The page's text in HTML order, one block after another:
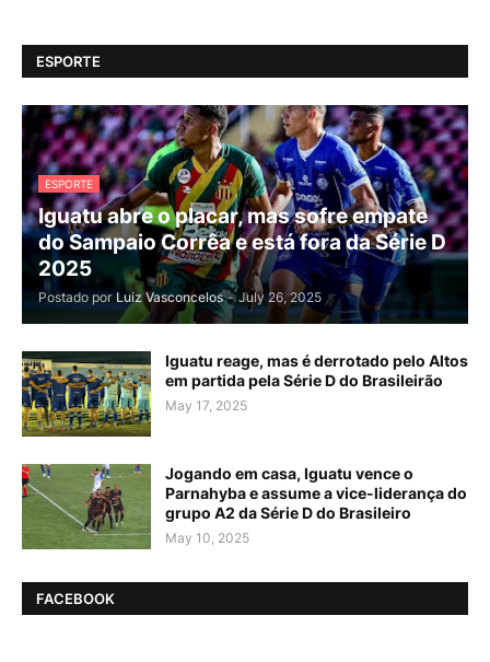
ESPORTE
ESPORTE
Iguatu abre o placar, mas sofre empate
do Sampaio Corrêa e está fora da Série D
2025
Postado por Luiz Vasconcelos - July 26, 2025
Iguatu reage, mas é derrotado pelo Altos
em partida pela Série D do Brasileirão
May 17, 2025
Jogando em casa, Iguatu vence o
Parnahyba e assume a vice-liderança do
grupo A2 da Série D do Brasileiro
May 10, 2025
FACEBOOK